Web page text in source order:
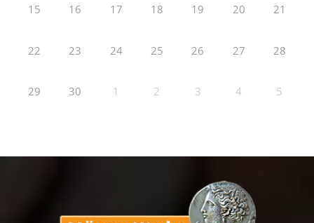
15 16 17 18 19 20 21
22 23 24 25 26 27 28
29 30 1 2 3 4 5